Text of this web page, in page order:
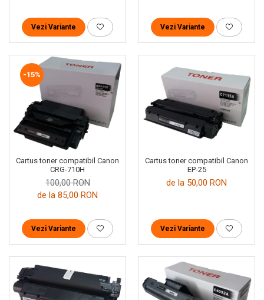
Vezi Variante Vezi Variante
-15%
Cartus toner compatibil Canon
CRG-710H
100,00 RON
de la 85,00 RON
Vezi Variante
Cartus toner compatibil Canon
EP-25
de la 50,00 RON
Vezi Variante